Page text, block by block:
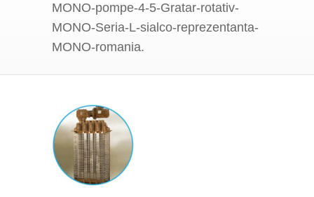
MONO-pompe-4-5-Gratar-rotativ-
MONO-Seria-L-sialco-reprezentanta-
MONO-romania.